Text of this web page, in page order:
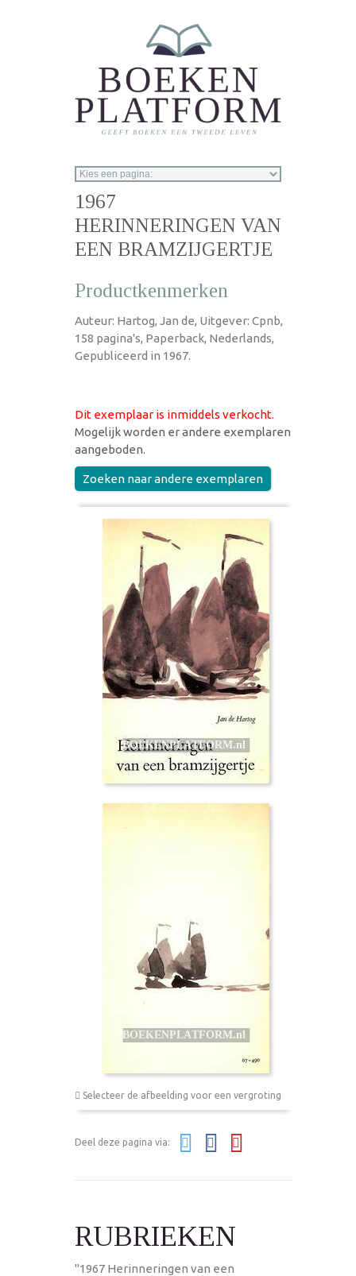
1967
HERINNERINGEN VAN
EEN BRAMZIJGERTJE
Productkenmerken
Auteur: Hartog, Jan de, Uitgever: Cpnb,
158 pagina's, Paperback, Nederlands,
Gepubliceerd in 1967.
Dit exemplaar is inmiddels verkocht.
Mogelijk worden er andere exemplaren
aangeboden.
Zoeken naar andere exemplaren
Selecteer de afbeelding voor een vergroting
Deel deze pagina via:
RUBRIEKEN
"1967 Herinneringen van een